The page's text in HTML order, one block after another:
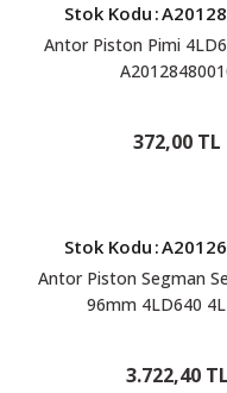
Stok Kodu :
Antor Piston Pimi
372,00 TL
Stok Kodu :
Antor Piston Segman
96mm 4LD640
3.722,40 TL